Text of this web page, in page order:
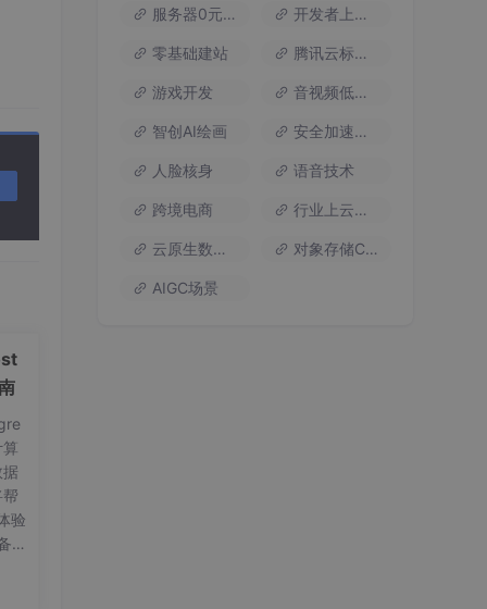
验
工
服务器0元试用 开发者上云包
零基础建站 腾讯云标杆案例
游戏开发 音视频低代码
智创AI绘画 安全加速流量
人脸核身 语音技术
跨境电商 行业上云方案
云原生数据库 对象存储COS
AIGC场景